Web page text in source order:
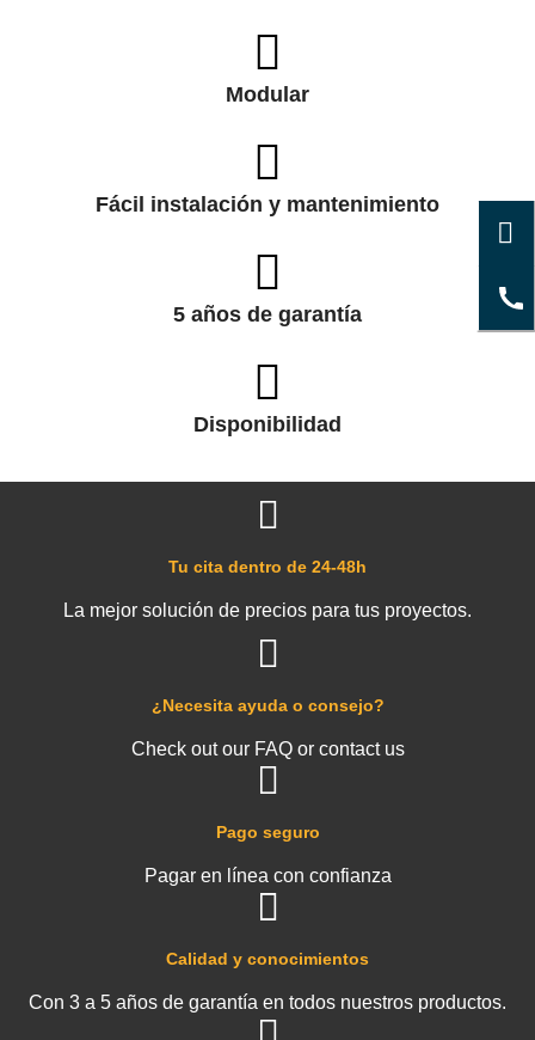
Modular
Fácil instalación y mantenimiento
5 años de garantía
Disponibilidad
Calidad y conocimientos
Con 3 a 5 años de garantía en todos nuestros productos.
Pago seguro
Pagar en línea con confianza
¿Necesita ayuda o consejo?
Check out our FAQ or contact us
Tu cita dentro de 24-48h
La mejor solución de precios para tus proyectos.